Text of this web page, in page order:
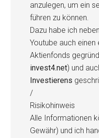
anzulegen, um ein
führen zu können.
Dazu habe ich
Youtube auch
Aktienfonds
invest4.net) und
Investierens
/
Risikohinweis
Alle Informationen
Gewähr) und ich